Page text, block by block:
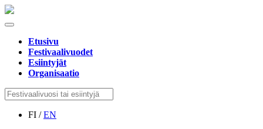
Etusivu
Festivaalivuodet
Esiintyjät
Organisaatio
FI /EN